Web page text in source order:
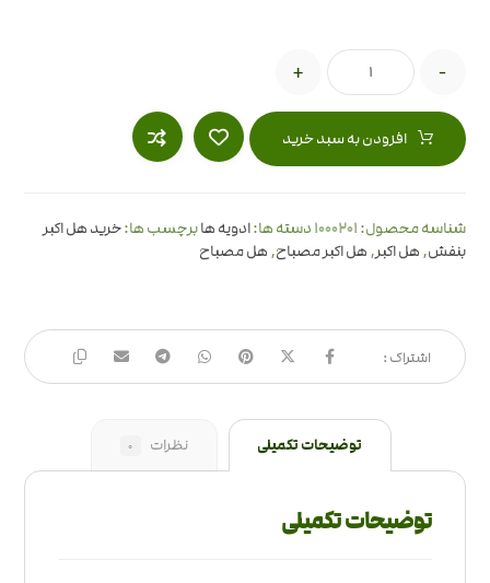
-
+
افزودن به سبد خرید
شناسه محصول: 1000201 دسته ها:ادویه هابرچسب ها:خرید هل اکبر
بنفش, هل اکبر, هل اکبر مصباح, هل مصباح
توضیحات تکمیلی نظرات 0
توضیحات تکمیلی